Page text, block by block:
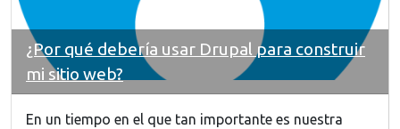
¿Por qué debería usar Drupal para construir
mi sitio web?
En un tiempo en el que tan importante es nuestra